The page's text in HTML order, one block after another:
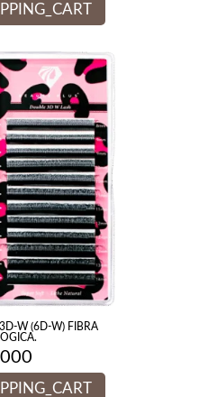
W (6D-W) FIBRA